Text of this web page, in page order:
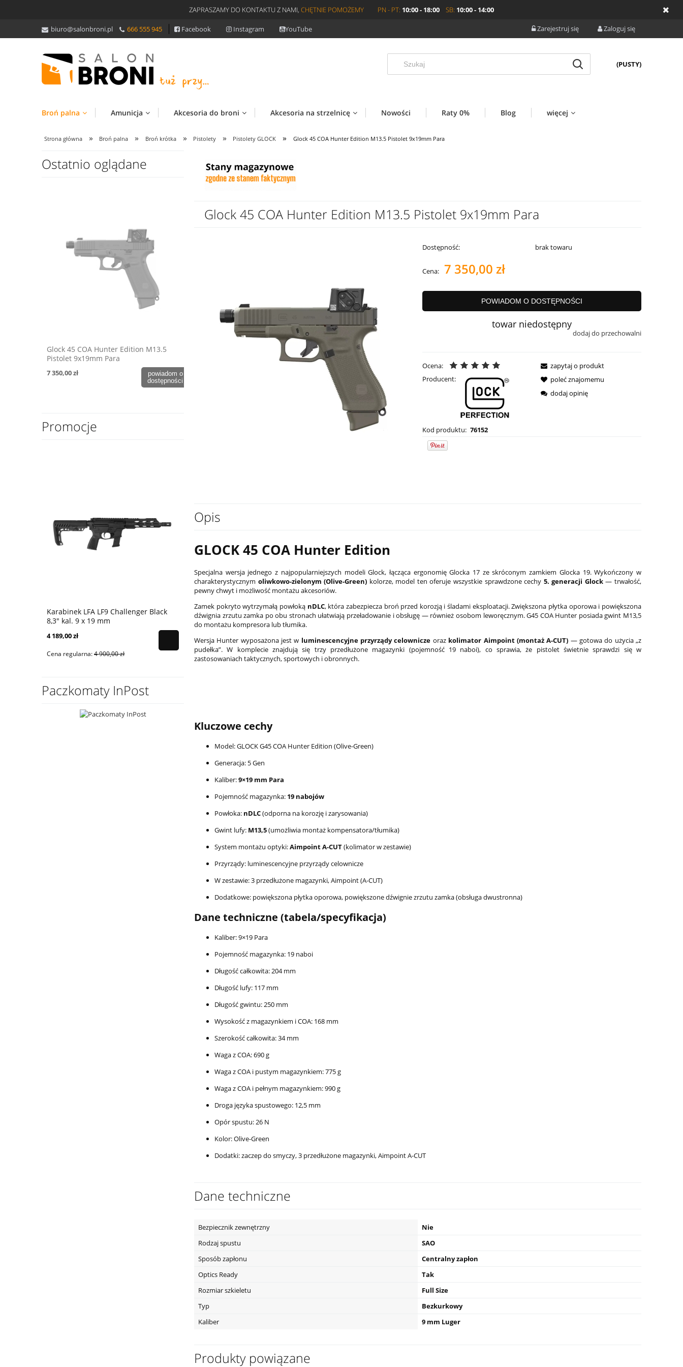
ZAPRASZAMY DO KONTAKTU Z NAMI, CHĘTNIE POMOŻEMY PN - PT: 10:00 - 18:00 SB: 10:00 - 14:00
biuro@salonbroni.pl 666 555 945 Facebook Instagram YouTube Zarejestruj się Zaloguj się
(PUSTY)
Broń palna Amunicja Akcesoria do broni Akcesoria na strzelnicę Nowości Raty 0% Blog więcej
Strona główna » Broń palna » Broń krótka » Pistolety » Pistolety GLOCK » Glock 45 COA Hunter Edition M13.5 Pistolet 9x19mm Para
Ostatnio oglądane
Glock 45 COA Hunter Edition M13.5
Pistolet 9x19mm Para
7 350,00 zł
powiadom o
dostępności
Promocje
Karabinek LFA LF9 Challenger Black
8,3" kal. 9 x 19 mm
4 189,00 zł
Cena regularna:4 900,00 zł
Karabinek PCC Son of Gun SOG-Xs 7,5"
9x19 mm - czarny
Cena regularna: 4 499,00 zł
Latarka pistoletowa Streamlight TLR-8
G Sub - Sig Sauer P365/P365 XL
Cena regularna:2 599,00 zł
Latarka pistoletowa Streamlight TLR-8
G Sub - Glock 43X/48
Cena regularna:2 099,00 zł
Latarka do
RM2 Laser-G, 1
Cena regularna:
Paczkomaty InPost
Glock 45 COA Hunter Edition M13.5 Pistolet 9x19mm Para
Dostępność: brak towaru
Cena: 7 350,00 zł
POWIADOM O DOSTĘPNOŚCI
towar niedostępny
dodaj do przechowalni
Ocena:
Producent:
Kod produktu: 76152
zapytaj o produkt
poleć znajomemu
dodaj opinię
Opis
GLOCK 45 COA Hunter Edition
Specjalna wersja jednego z najpopularniejszych modeli Glock, łącząca ergonomię Glocka 17 ze skróconym zamkiem Glocka 19. Wykończony w
charakterystycznym oliwkowo-zielonym (Olive-Green) kolorze, model ten oferuje wszystkie sprawdzone cechy 5. generacji Glock— trwałość,
pewny chwyt i możliwość montażu akcesoriów.
Zamek pokryto wytrzymałą powłoką nDLC, która zabezpiecza broń przed korozją i śladami eksploatacji. Zwiększona płytka oporowa i powiększona
dźwignia zrzutu zamka po obu stronach ułatwiają przeładowanie i obsługę — również osobom leworęcznym. G45 COA Hunter posiada gwint M13,5
do montażu kompresora lub tłumika.
Wersja Hunter wyposażona jest w luminescencyjne przyrządy celownicze oraz kolimator Aimpoint (montaż A-CUT) — gotowa do użycia „z
pudełka”. W komplecie znajdują się trzy przedłużone magazynki (pojemność 19 naboi), co sprawia, że pistolet świetnie sprawdzi się w
zastosowaniach taktycznych, sportowych i obronnych.
Kluczowe cechy
Model: GLOCK G45 COA Hunter Edition (Olive-Green)
Generacja: 5 Gen
Kaliber:9×19 mm Para
Pojemność magazynka: 19 nabojów
Powłoka: nDLC(odporna na korozję i zarysowania)
Gwint lufy: M13,5(umożliwia montaż kompensatora/tłumika)
System montażu optyki:Aimpoint A-CUT(kolimator w zestawie)
Przyrządy: luminescencyjne przyrządy celownicze
W zestawie: 3 przedłużone magazynki, Aimpoint (A-CUT)
Dodatkowe: powiększona płytka oporowa, powiększone dźwignie zrzutu zamka (obsługa dwustronna)
Dane techniczne (tabela/specyfikacja)
Kaliber: 9×19 Para
Pojemność magazynka: 19 naboi
Długość całkowita: 204 mm
Długość lufy: 117 mm
Długość gwintu: 250 mm
Wysokość z magazynkiem i COA: 168 mm
Szerokość całkowita: 34 mm
Waga z COA: 690 g
Waga z COA i pustym magazynkiem: 775 g
Waga z COA i pełnym magazynkiem: 990 g
Droga języka spustowego: 12,5 mm
Opór spustu: 26 N
Kolor: Olive-Green
Dodatki: zaczep do smyczy, 3 przedłużone magazynki, Aimpoint A-CUT
Dane techniczne
Bezpiecznik zewnętrzny
Nie
Rodzaj spustu
SAO
Sposób zapłonu
Centralny zapłon
Optics Ready
Tak
Rozmiar szkieletu
Full Size
Typ
Bezkurkowy
Kaliber
9 mm Luger
Produkty powiązane